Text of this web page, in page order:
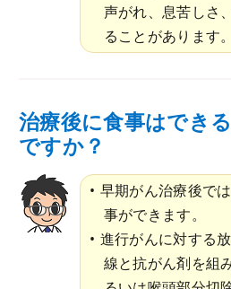
声がれ、息苦しさ
ることがあります。
治療後に食事はでき
ですか？
早期がん治療後で
事ができます。
進行がんに対する
線と抗がん剤を組